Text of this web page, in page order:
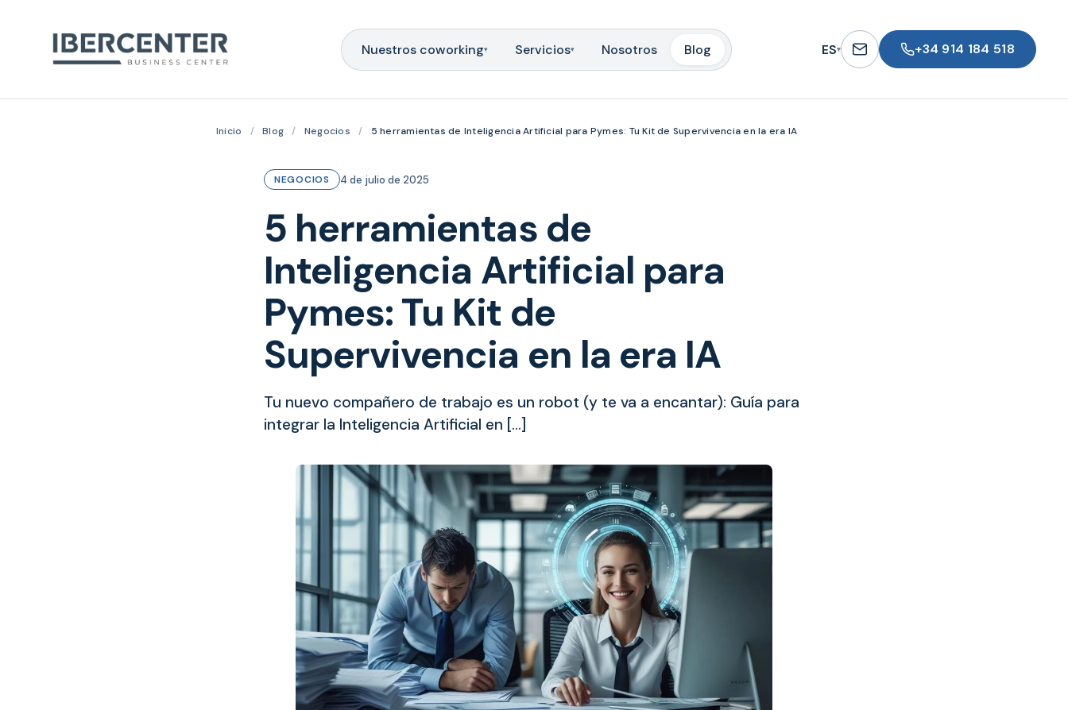
Nuestros coworking▾ Servicios▾ Nosotros Blog ES▾ +34 914 184 518
Inicio / Blog / Negocios / 5 herramientas de Inteligencia Artificial para Pymes: Tu Kit de Supervivencia en la era IA
NEGOCIOS 4 de julio de 2025
5 herramientas de
Inteligencia Artificial para
Pymes: Tu Kit de
Supervivencia en la era IA
Tu nuevo compañero de trabajo es un robot (y te va a encantar): Guía para
integrar la Inteligencia Artificial en […]